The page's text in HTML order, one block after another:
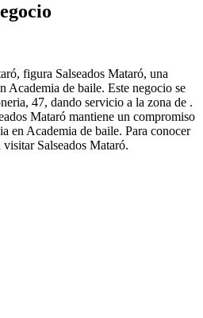
figura Salseados Mataró, una
Academia de baile. Este negocio se
47, dando servicio a la zona de .
Mataró mantiene un compromiso
en Academia de baile. Para conocer
Salseados Mataró.